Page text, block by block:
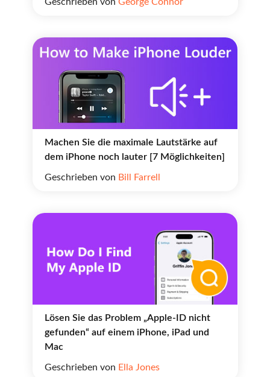
Machen Sie die maximale Lautstärke auf
dem iPhone noch lauter [7 Möglichkeiten]
Geschrieben von Bill Farrell
Lösen Sie das Problem „Apple-ID nicht
gefunden“ auf einem iPhone, iPad und
Mac
Geschrieben von Ella Jones